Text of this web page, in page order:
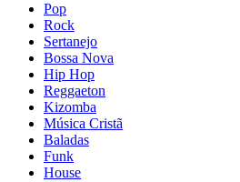
Pop
Rock
Sertanejo
Bossa Nova
Hip Hop
Reggaeton
Kizomba
Música Cristã
Baladas
Funk
House